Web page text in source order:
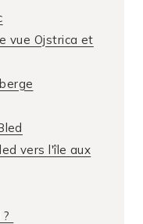
vue Ojstrica et
vers l'île aux